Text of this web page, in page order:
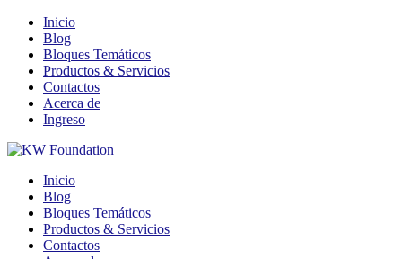
Inicio
Blog
Bloques Temáticos
Productos & Servicios
Contactos
Acerca de
Ingreso
Inicio
Blog
Bloques Temáticos
Productos & Servicios
Contactos